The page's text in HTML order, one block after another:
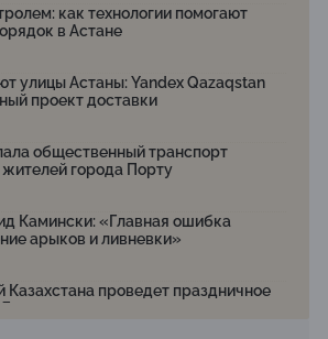
как технологии помогают
в Астане
улицы Астаны: Yandex Qazaqstan
проект доставки
общественный транспорт
города Порту
Камински: «Главная ошибка
арыков и ливневки»
Казахстана проведет праздничное
строителя